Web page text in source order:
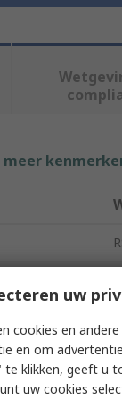
uw
cookies en
en om
te klikken, geeft u
uw cookies